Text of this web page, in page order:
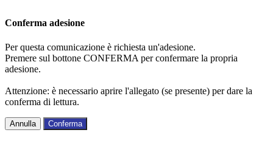
Conferma adesione
Per questa comunicazione è richiesta un'adesione.
Premere sul bottone CONFERMA per confermare la propria
adesione.
Attenzione: è necessario aprire l'allegato (se presente) per dare la
conferma di lettura.
Annulla Conferma